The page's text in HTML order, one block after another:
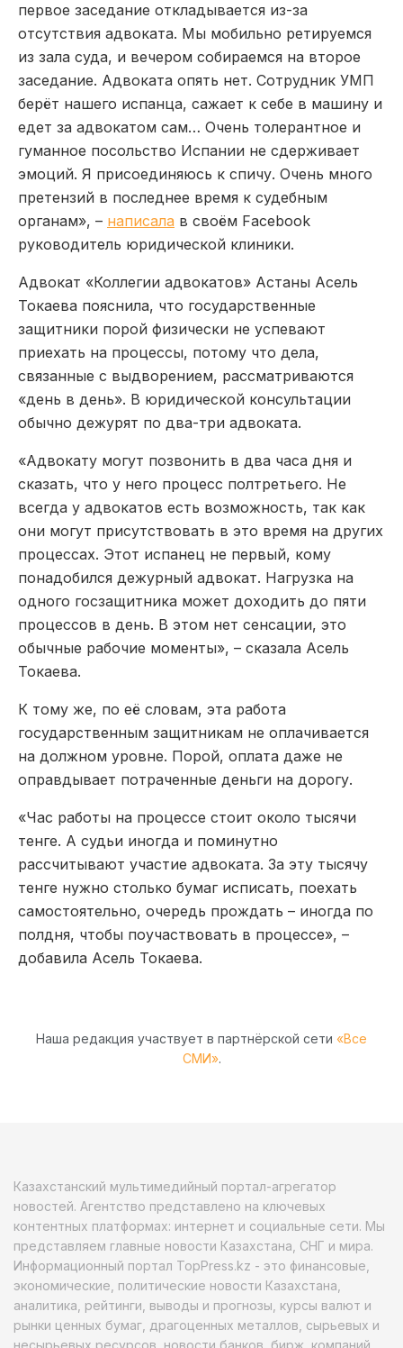
первое заседание откладывается из-за
отсутствия адвоката. Мы мобильно ретируемся
из зала суда, и вечером собираемся на второе
заседание. Адвоката опять нет. Сотрудник УМП
берёт нашего испанца, сажает к себе в машину и
едет за адвокатом сам… Очень толерантное и
гуманное посольство Испании не сдерживает
эмоций. Я присоединяюсь к спичу. Очень много
претензий в последнее время к судебным
органам», – написала в своём Facebook
руководитель юридической клиники.
Адвокат «Коллегии адвокатов» Астаны Асель
Токаева пояснила, что государственные
защитники порой физически не успевают
приехать на процессы, потому что дела,
связанные с выдворением, рассматриваются
«день в день». В юридической консультации
обычно дежурят по два-три адвоката.
«Адвокату могут позвонить в два часа дня и
сказать, что у него процесс полтретьего. Не
всегда у адвокатов есть возможность, так как
они могут присутствовать в это время на других
процессах. Этот испанец не первый, кому
понадобился дежурный адвокат. Нагрузка на
одного госзащитника может доходить до пяти
процессов в день. В этом нет сенсации, это
обычные рабочие моменты», – сказала Асель
Токаева.
К тому же, по её словам, эта работа
государственным защитникам не оплачивается
на должном уровне. Порой, оплата даже не
оправдывает потраченные деньги на дорогу.
«Час работы на процессе стоит около тысячи
тенге. А судьи иногда и поминутно
рассчитывают участие адвоката. За эту тысячу
тенге нужно столько бумаг исписать, поехать
самостоятельно, очередь прождать – иногда по
полдня, чтобы поучаствовать в процессе», –
добавила Асель Токаева.
Наша редакция участвует в партнёрской сети «Все
СМИ».
Казахстанский мультимедийный портал-агрегатор
новостей. Агентство представлено на ключевых
контентных платформах: интернет и социальные сети. Мы
представляем главные новости Казахстана, СНГ и мира.
Информационный портал TopPress.kz - это финансовые,
экономические, политические новости Казахстана,
аналитика, рейтинги, выводы и прогнозы, курсы валют и
рынки ценных бумаг, драгоценных металлов, сырьевых и
несырьевых ресурсов, новости банков, бирж, компаний.